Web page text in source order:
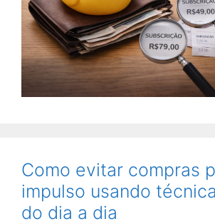
Como evitar compras
impulso usando
do dia a dia